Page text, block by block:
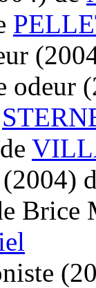
odeur
de
(2004)
Brice